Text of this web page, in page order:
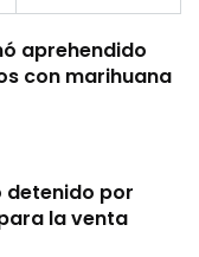
aprehendido
con marihuana
detenido por
la venta